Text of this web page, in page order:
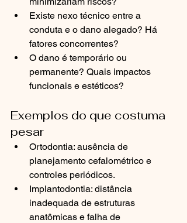
Existe nexo técnico entre a
conduta e o dano alegado? Há
fatores concorrentes?
O dano é temporário ou
permanente? Quais impactos
funcionais e estéticos?
Exemplos do que costuma
pesar
Ortodontia: ausência de
planejamento cefalométrico e
controles periódicos.
Implantodontia: distância
inadequada de estruturas
anatômicas e falha de